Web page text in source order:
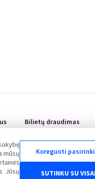
mūsų
Jūsų
Koreguoti
SUTINKU SU
Bilietų draudimas
vartotojų teisių
http://ec.europa.eu/odr/.